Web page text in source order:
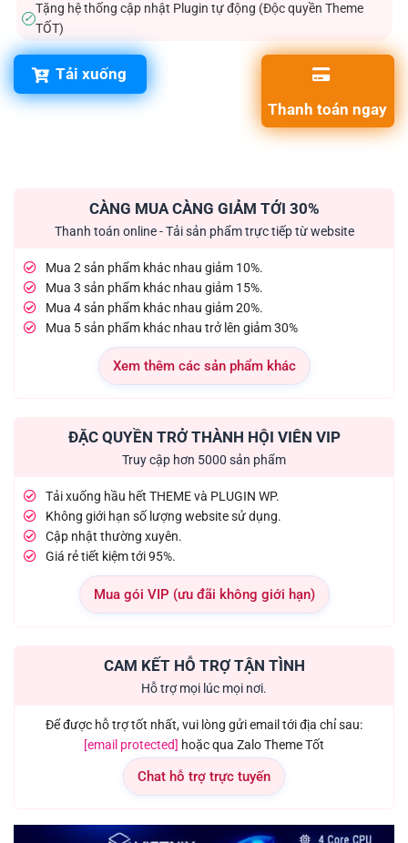
✓
Tặng hệ thống cập nhật Plugin tự động (Độc quyền Theme
TỐT)
Tải xuống
Thanh toán ngay
CÀNG MUA CÀNG GIẢM TỚI 30%
Thanh toán online - Tải sản phẩm trực tiếp từ website
Mua 2 sản phẩm khác nhau giảm 10%.
Mua 3 sản phẩm khác nhau giảm 15%.
Mua 4 sản phẩm khác nhau giảm 20%.
Mua 5 sản phẩm khác nhau trở lên giảm 30%
Xem thêm các sản phẩm khác
ĐẶC QUYỀN TRỞ THÀNH HỘI VIÊN VIP
Truy cập hơn 5000 sản phẩm
Tải xuống hầu hết THEME và PLUGIN WP.
Không giới hạn số lượng website sử dụng.
Cập nhật thường xuyên.
Giá rẻ tiết kiệm tới 95%.
Mua gói VIP (ưu đãi không giới hạn)
CAM KẾT HỖ TRỢ TẬN TÌNH
Hỗ trợ mọi lúc mọi nơi.
Để được hỗ trợ tốt nhất, vui lòng gửi email tới địa chỉ sau:
[email protected] hoặc qua Zalo Theme Tốt
Chat hỗ trợ trực tuyến